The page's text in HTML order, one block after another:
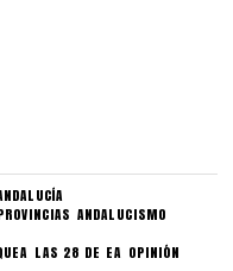
ANDALUCISMO
LAS 28 DE EA OPINIÓN